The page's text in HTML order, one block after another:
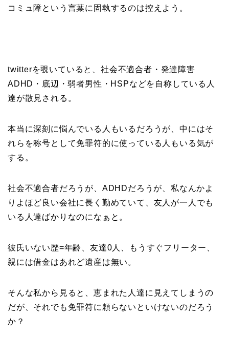
コミュ障という言葉に固執するのは控えよう。
twitterを覗いていると、社会不適合者・発達障害
ADHD・底辺・弱者男性・HSPなどを自称している人
達が散見される。
本当に深刻に悩んでいる人もいるだろうが、中にはそ
れらを称号として免罪符的に使っている人もいる気が
する。
社会不適合者だろうが、ADHDだろうが、私なんかよ
りよほど良い会社に長く勤めていて、友人が一人でも
いる人達ばかりなのになぁと。
彼氏いない歴=年齢、友達0人、もうすぐフリーター、
親には借金はあれど遺産は無い。
そんな私から見ると、恵まれた人達に見えてしまうの
だが、それでも免罪符に頼らないといけないのだろう
か？